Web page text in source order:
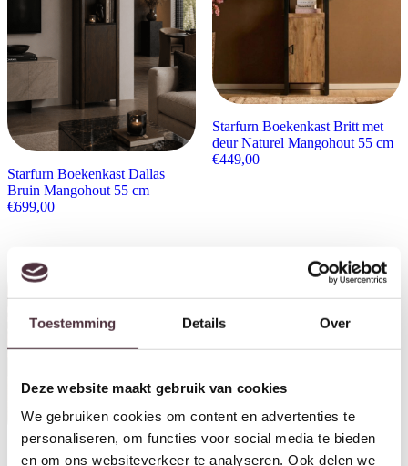
Toestemming Details Over
Deze website maakt gebruik van cookies
We gebruiken cookies om content en advertenties te
personaliseren, om functies voor social media te bieden
en om ons websiteverkeer te analyseren. Ook delen we
Starfurn Boekenkast Dallas
Bruin Mangohout 55 cm
€699,00
Starfurn Boekenkast Britt met
deur Naturel Mangohout 55 cm
€449,00